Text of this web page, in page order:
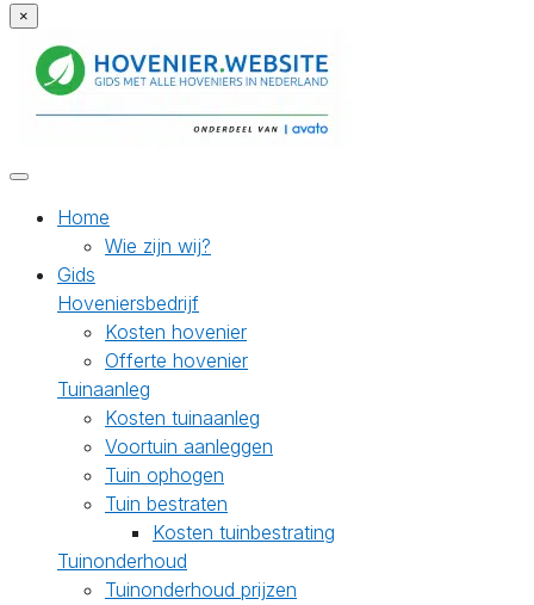
×
Home
Wie zijn wij?
Gids
Hoveniersbedrijf
Kosten hovenier
Offerte hovenier
Tuinaanleg
Kosten tuinaanleg
Voortuin aanleggen
Tuin ophogen
Tuin bestraten
Kosten tuinbestrating
Tuinonderhoud
Tuinonderhoud prijzen